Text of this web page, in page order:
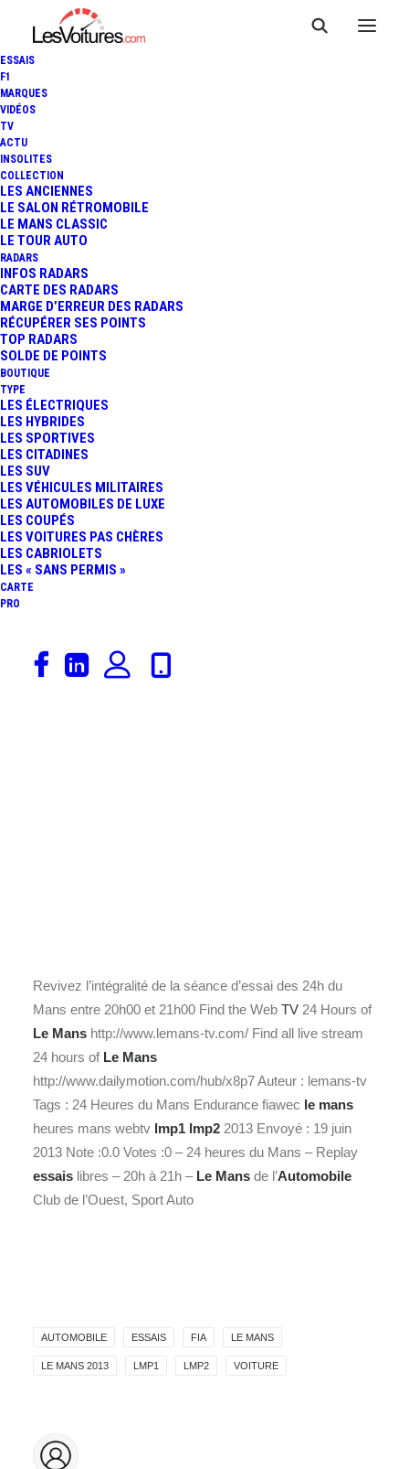
ESSAIS
F1
MARQUES
VIDÉOS
TV
ACTU
INSOLITES
COLLECTION
LES ANCIENNES
LE SALON RÉTROMOBILE
LE MANS CLASSIC
LE TOUR AUTO
RADARS
INFOS RADARS
CARTE DES RADARS
MARGE D’ERREUR DES RADARS
RÉCUPÉRER SES POINTS
TOP RADARS
SOLDE DE POINTS
BOUTIQUE
TYPE
LES ÉLECTRIQUES
LES HYBRIDES
LES SPORTIVES
LES CITADINES
LES SUV
LES VÉHICULES MILITAIRES
LES AUTOMOBILES DE LUXE
LES COUPÉS
LES VOITURES PAS CHÈRES
LES CABRIOLETS
LES « SANS PERMIS »
CARTE
PRO
REPLAY ESSAIS LIBRES - 20H
1 Minute
Revivez l’intégralité de la séance d’essai des 24h du
Mans entre 20h00 et 21h00 Find the Web TV 24 Hours of
Le Mans http://www.lemans-tv.com/ Find all live stream
24 hours of Le Mans
http://www.dailymotion.com/hub/x8p7 Auteur : lemans-tv
Tags : 24 Heures du Mans Endurance fiawec le mans
heures mans webtv lmp1 lmp2 2013 Envoyé : 19 juin
2013 Note :0.0 Votes :0 – 24 heures du Mans – Replay
essais libres – 20h à 21h – Le Mans de l’Automobile
Club de l’Ouest, Sport Auto
AUTOMOBILE ESSAIS FIA LE MANS
LE MANS 2013 LMP1 LMP2 VOITURE